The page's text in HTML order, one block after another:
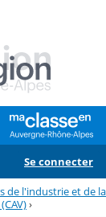
Se connecter
de l'industrie et de la
›